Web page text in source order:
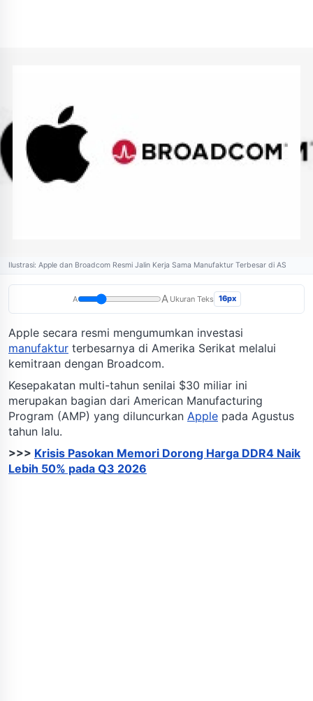
Ilustrasi: Apple dan Broadcom Resmi Jalin Kerja Sama Manufaktur Terbesar di AS
A A Ukuran Teks 16px
Apple secara resmi mengumumkan investasi
manufaktur terbesarnya di Amerika Serikat melalui
kemitraan dengan Broadcom.
Kesepakatan multi-tahun senilai $30 miliar ini
merupakan bagian dari American Manufacturing
Program (AMP) yang diluncurkan Apple pada Agustus
tahun lalu.
>>> Krisis Pasokan Memori Dorong Harga DDR4 Naik
Lebih 50% pada Q3 2026